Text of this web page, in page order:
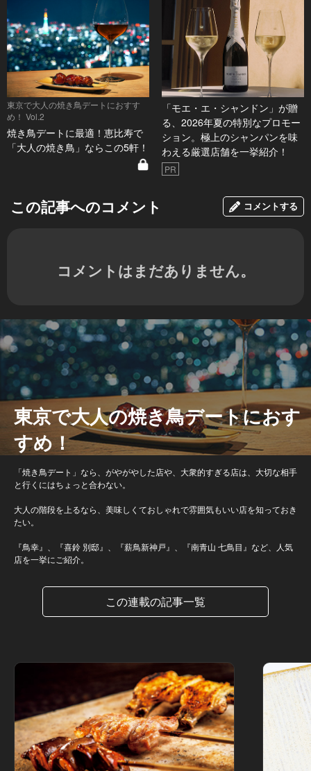
東京で大人の焼き鳥デートにおすす
め！ Vol.2
焼き鳥デートに最適！恵比寿で
「大人の焼き鳥」ならこの5軒！
「モエ・エ・シャンドン」が贈
る、2026年夏の特別なプロモー
ション。極上のシャンパンを味
わえる厳選店舗を一挙紹介！
PR
この記事へのコメント コメントする
コメントはまだありません。
東京で大人の焼き鳥デートにおす
すめ！
「焼き鳥デート」なら、がやがやした店や、大衆的すぎる店は、大切な相手
と行くにはちょっと合わない。
大人の階段を上るなら、美味しくておしゃれで雰囲気もいい店を知っておき
たい。
『鳥幸』、『喜鈴 別邸』、『薪鳥新神戸』、『南青山 七鳥目』など、人気
店を一挙にご紹介。
この連載の記事一覧